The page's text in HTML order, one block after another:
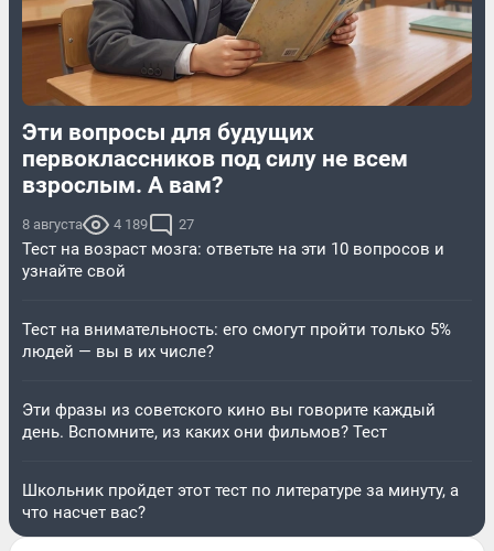
Эти вопросы для будущих
первоклассников под силу не всем
взрослым. А вам?
8 августа 4 189 27
Тест на возраст мозга: ответьте на эти 10 вопросов и
узнайте свой
Тест на внимательность: его смогут пройти только 5%
людей — вы в их числе?
Эти фразы из советского кино вы говорите каждый
день. Вспомните, из каких они фильмов? Тест
Школьник пройдет этот тест по литературе за минуту, а
что насчет вас?